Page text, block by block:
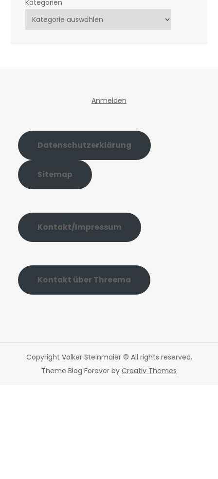
Kategorien
Anmelden
Datenschutzerklärung
Sitemap
Kontakt/Impressum
Kontakt über Threema
Copyright Volker Steinmaier © All rights reserved.
Theme Blog Forever by Creativ Themes